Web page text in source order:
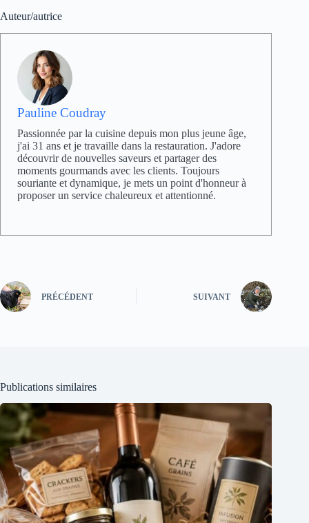
Auteur/autrice
Pauline Coudray
Passionnée par la cuisine depuis mon plus jeune âge,
j'ai 31 ans et je travaille dans la restauration. J'adore
découvrir de nouvelles saveurs et partager des
moments gourmands avec les clients. Toujours
souriante et dynamique, je mets un point d'honneur à
proposer un service chaleureux et attentionné.
PRÉCÉDENT SUIVANT
Publications similaires